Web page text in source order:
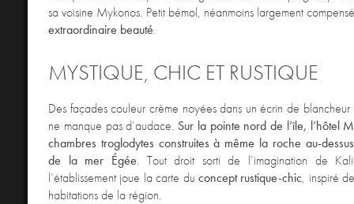
sa voisine Mykonos. Petit bémol, néanmoins largement
extraordinaire beauté.
MYSTIQUE, CHIC ET RUSTIQUE
Des façades couleur crème noyées dans un écrin de blancheur
ne manque pas d’audace. Sur la pointe nord de l’île, l’hôtel
chambres troglodytes construites à même la roche au-
de la mer Égée. Tout droit sorti de l’imagination de
l’établissement joue la carte du concept rustique-chic, inspiré
habitations de la région.